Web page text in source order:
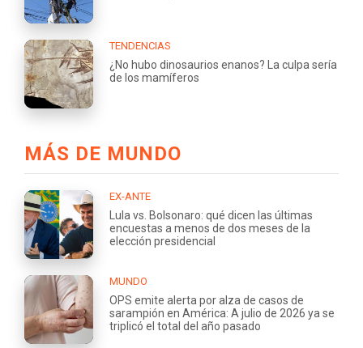
TENDENCIAS
¿No hubo dinosaurios enanos? La culpa sería
de los mamíferos
MÁS DE MUNDO
EX-ANTE
Lula vs. Bolsonaro: qué dicen las últimas
encuestas a menos de dos meses de la
elección presidencial
MUNDO
OPS emite alerta por alza de casos de
sarampión en América: A julio de 2026 ya se
triplicó el total del año pasado